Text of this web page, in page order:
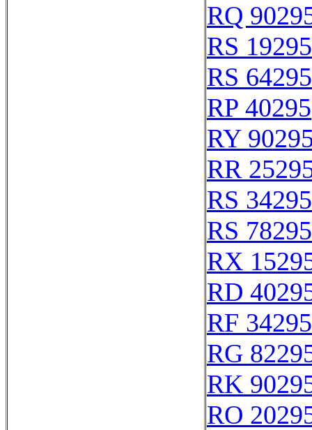
RQ
RS 19295
RS 64295
RP 40295
RY
RR
RS 34295
RS 78295
RX
RD
RF 34295
RG
RK
RO